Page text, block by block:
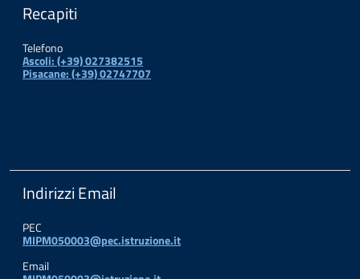
Recapiti
Telefono
Ascoli: (+39) 027382515
Pisacane: (+39) 02747707
Indirizzi Email
PEC
MIPM050003@pec.istruzione.it
Email